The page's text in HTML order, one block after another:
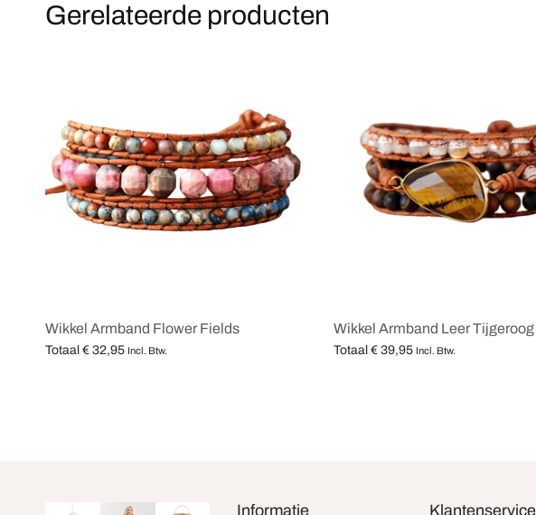
Gerelateerde producten
Wikkel Armband Flower Fields
Totaal € 32,95 Incl. Btw.
Wikkel Armband Leer Tijgeroog
Totaal € 39,95 Incl. Btw.
Informatie Klantenservice